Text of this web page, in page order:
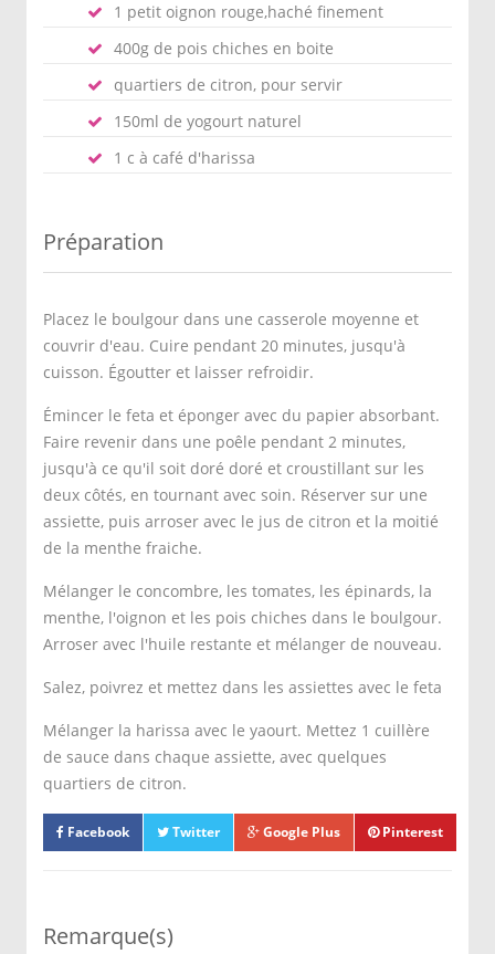
1 petit oignon rouge,haché finement
400g de pois chiches en boite
quartiers de citron, pour servir
150ml de yogourt naturel
1 c à café d'harissa
Préparation
Placez le boulgour dans une casserole moyenne et
couvrir d'eau. Cuire pendant 20 minutes, jusqu'à
cuisson. Égoutter et laisser refroidir.
Émincer le feta et éponger avec du papier absorbant.
Faire revenir dans une poêle pendant 2 minutes,
jusqu'à ce qu'il soit doré doré et croustillant sur les
deux côtés, en tournant avec soin. Réserver sur une
assiette, puis arroser avec le jus de citron et la moitié
de la menthe fraiche.
Mélanger le concombre, les tomates, les épinards, la
menthe, l'oignon et les pois chiches dans le boulgour.
Arroser avec l'huile restante et mélanger de nouveau.
Salez, poivrez et mettez dans les assiettes avec le feta
Mélanger la harissa avec le yaourt. Mettez 1 cuillère
de sauce dans chaque assiette, avec quelques
quartiers de citron.
Facebook Twitter Google Plus Pinterest
Remarque(s)